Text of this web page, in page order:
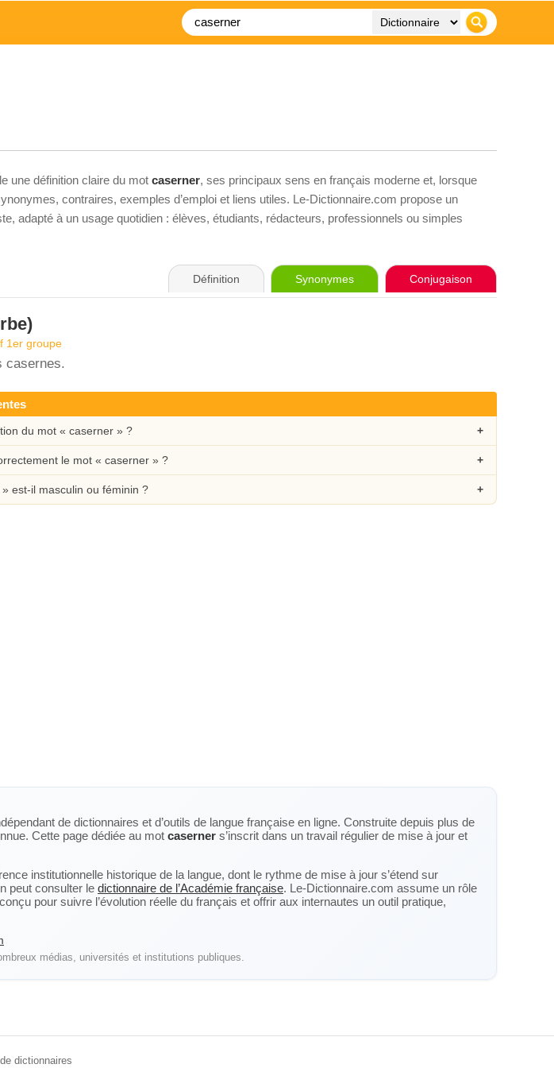
une définition claire du mot caserner, ses principaux sens en français moderne et, lorsque
contraires, exemples d’emploi et liens utiles. Le-Dictionnaire.com propose un
adapté à un usage quotidien : élèves, étudiants, rédacteurs, professionnels ou simples
Définition Synonymes Conjugaison
1er groupe
casernes.
du mot « caserner » ?
le mot « caserner » ?
est-il masculin ou féminin ?
de dictionnaires et d’outils de langue française en ligne. Construite depuis plus de
Cette page dédiée au mot caserner s’inscrit dans un travail régulier de mise à jour et
institutionnelle historique de la langue, dont le rythme de mise à jour s’étend sur
peut consulter le dictionnaire de l’Académie française. Le-Dictionnaire.com assume un rôle
pour suivre l’évolution réelle du français et offrir aux internautes un outil pratique,
médias, universités et institutions publiques.
dictionnaires